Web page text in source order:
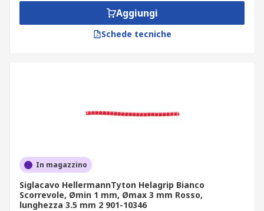
Aggiungi
Schede tecniche
In magazzino
Siglacavo HellermannTyton Helagrip Bianco
Scorrevole, Ømin 1 mm, Ømax 3 mm Rosso,
lunghezza 3.5 mm 2 901-10346